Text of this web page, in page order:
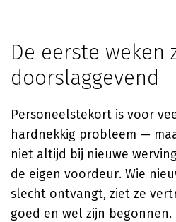
De eerste weken
doorslaggevend
Personeelstekort is voor
hardnekkig probleem —
niet altijd bij nieuwe
de eigen voordeur. Wie
slecht ontvangt, ziet ze
goed en wel zijn begonnen.